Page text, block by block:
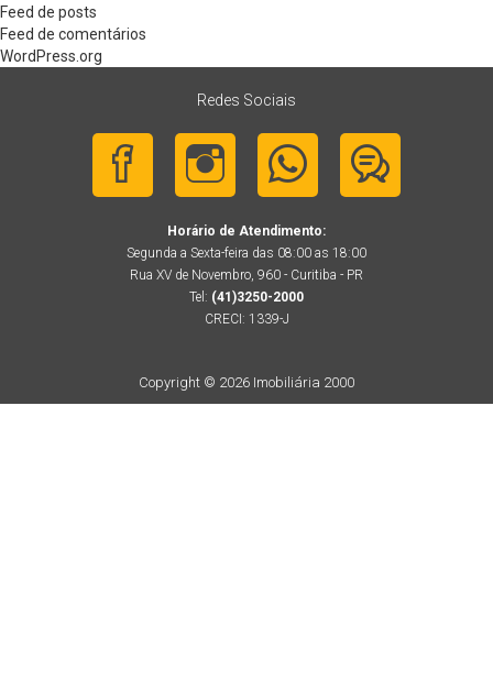
Feed de posts
Feed de comentários
WordPress.org
Redes Sociais
Horário de Atendimento:
Segunda a Sexta-feira das 08:00 as 18:00
Rua XV de Novembro, 960 - Curitiba - PR
Tel: (41)3250-2000
CRECI: 1339-J
Copyright © 2026 Imobiliária 2000